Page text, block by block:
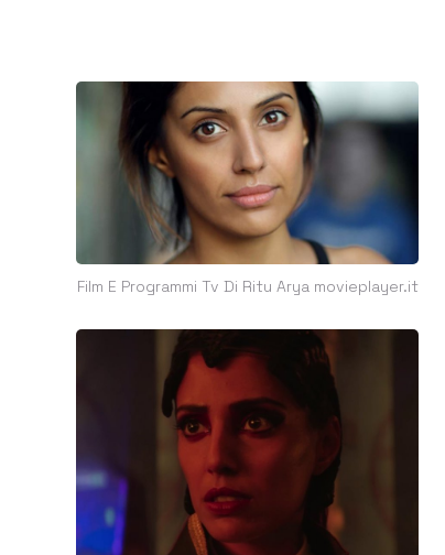
Film E Programmi Tv Di Ritu Arya movieplayer.it